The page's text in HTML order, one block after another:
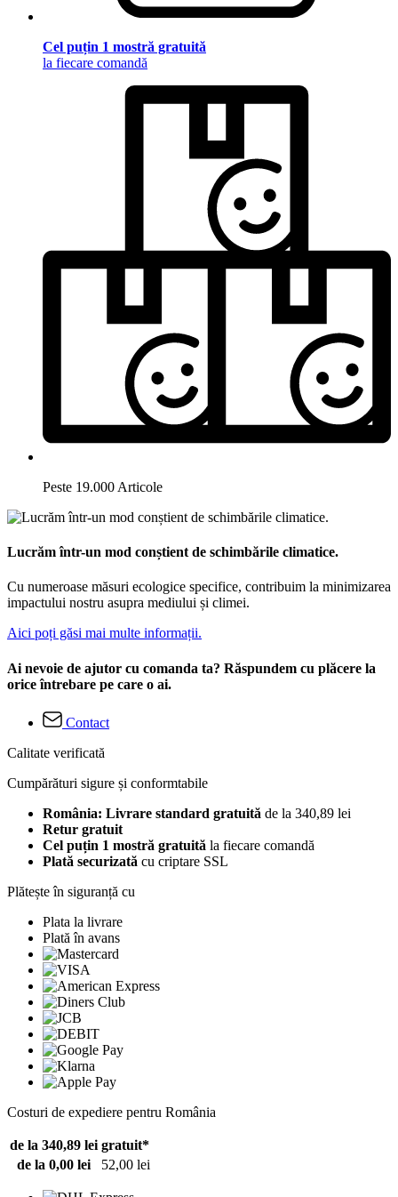
Cel puțin 1 mostră gratuită
la fiecare comandă
Peste 19.000 Articole
Lucrăm într-un mod conștient de schimbările climatice.
Cu numeroase măsuri ecologice specifice, contribuim la minimizarea
impactului nostru asupra mediului și climei.
Aici poți găsi mai multe informații.
Ai nevoie de ajutor cu comanda ta? Răspundem cu plăcere la
orice întrebare pe care o ai.
Contact
Calitate verificată
Cumpărături sigure și conformtabile
România: Livrare standard gratuită de la 340,89 lei
Retur gratuit
Cel puțin 1 mostră gratuită la fiecare comandă
Plată securizată cu criptare SSL
Plătește în siguranță cu
Plata la livrare
Plată în avans
Costuri de expediere pentru România
de la 340,89 lei gratuit*
de la 0,00 lei
52,00 lei